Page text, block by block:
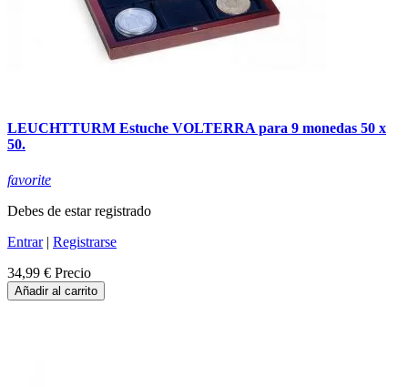
LEUCHTTURM Estuche VOLTERRA para 9 monedas 50 x
50.
favorite
Debes de estar registrado
Entrar| Registrarse
34,99 € Precio
Añadir al carrito